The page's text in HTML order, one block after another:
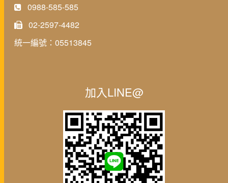
0988-585-585
02-2597-4482
統一編號：05513845
加入LINE@